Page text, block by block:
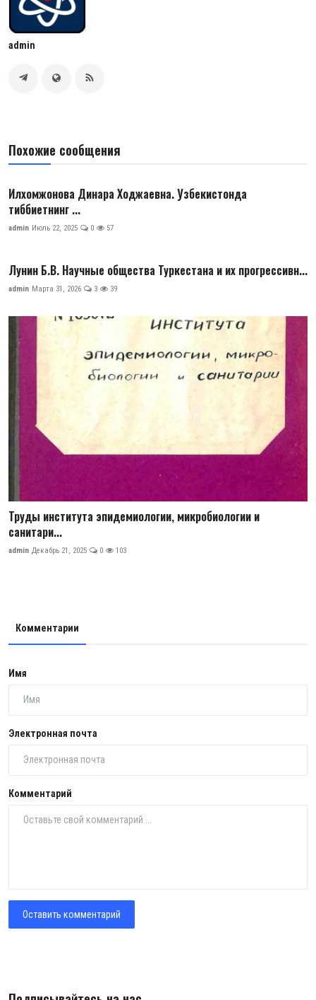
admin
Похожие сообщения
Илхомжонова Динара Ходжаевна. Узбекистонда
тиббиетнинг ...
admin Июль 22, 2025 0 57
Лунин Б.В. Научные общества Туркестана и их прогрессивн...
admin Марта 31, 2026 3 39
Труды института эпидемиологии, микробиологии и
санитари...
admin Декабрь 21, 2025 0 103
Комментарии
Имя
Электронная почта
Комментарий
Оставить комментарий